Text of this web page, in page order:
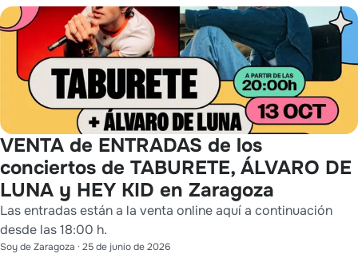
VENTA de ENTRADAS de los
conciertos de TABURETE, ÁLVARO DE
LUNA y HEY KID en Zaragoza
Las entradas están a la venta online aquí a continuación
desde las 18:00 h.
Soy de Zaragoza · 25 de junio de 2026